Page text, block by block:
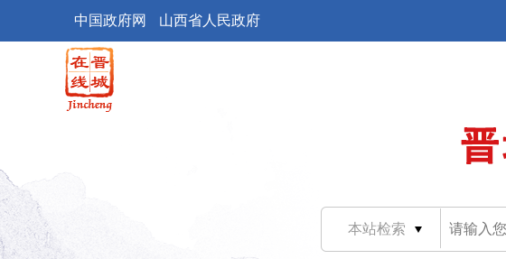
中国政府网 山西省人民政府
本站检索